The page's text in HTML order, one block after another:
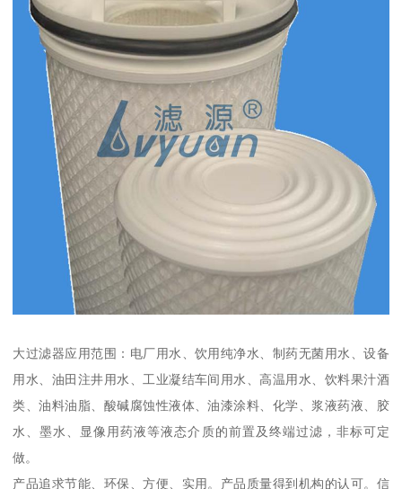
大过滤器应用范围：电厂用水、饮用纯净水、制药无菌用水、设备
用水、油田注井用水、工业凝结车间用水、高温用水、饮料果汁酒
类、油料油脂、酸碱腐蚀性液体、油漆涂料、化学、浆液药液、胶
水、墨水、显像用药液等液态介质的前置及终端过滤，非标可定
做。
产品追求节能、环保、方便、实用。产品质量得到机构的认可。信